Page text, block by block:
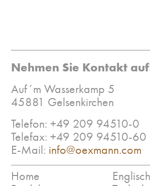
Nehmen Sie Kontakt
Auf´m Wasserkamp 5
45881 Gelsenkirchen
Telefon: +49 209 94510-0
Telefax: +49 209 94510-60
E-Mail: info@oexmann.com
Home
Englisch